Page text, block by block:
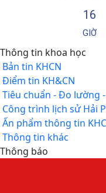
16
GIỜ
Thông tin khoa học
Bản tin KHCN
Điểm tin KH&CN
Tiêu chuẩn - Đo lường
Công trình lịch sử Hải
Ấn phẩm thông tin
Thông tin khác
Thông báo